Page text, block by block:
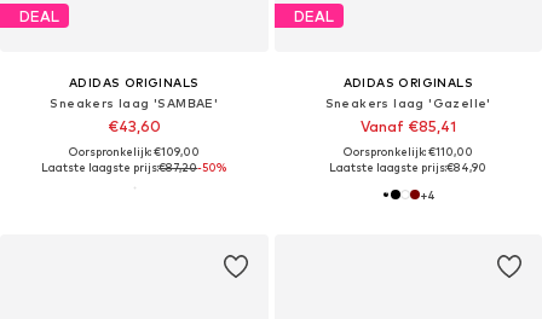
DEAL
ADIDAS ORIGINALS
Sneakers laag 'SAMBAE'
€43,60
Oorspronkelijk: €109,00
Laatste laagste prijs:€87,20-50%
DEAL
ADIDAS ORIGINALS
Sneakers laag 'Gazelle'
Vanaf €85,41
Oorspronkelijk: €110,00
Laatste laagste prijs:€84,90
+4